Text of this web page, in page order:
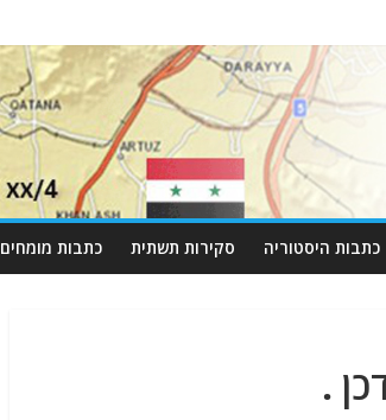
כתבות היסטוריה סקירות תשתית כתבות מומחים